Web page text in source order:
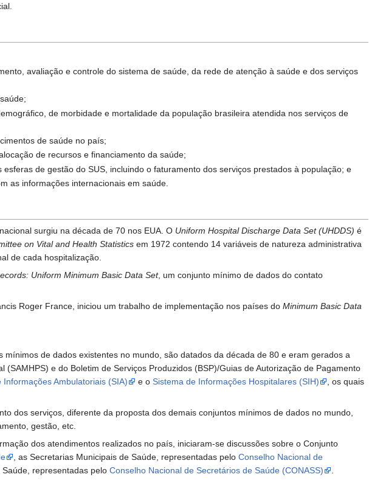
avaliação e controle do sistema de saúde, da rede de atenção à saúde e dos serviços
de morbidade e mortalidade da população brasileira atendida nos serviços de
de saúde no país;
de recursos e financiamento da saúde;
de gestão do SUS, incluindo o faturamento dos serviços prestados à população; e
as informações internacionais em saúde.
surgiu na década de 70 nos EUA. O Uniform Hospital Discharge Data Set (UHDDS) é
on Vital and Health Statistics em 1972 contendo 14 variáveis de natureza administrativa
de cada hospitalização.
Uniform Minimum Basic Data Set, um conjunto mínimo de dados do contato
Roger France, iniciou um trabalho de implementação nos países do Minimum Basic Data
de dados existentes no mundo, são datados da década de 80 e eram gerados a
e do Boletim de Serviços Produzidos (BSP)/Guias de Autorização de Pagamento
Informações Ambulatoriais (SIA) e o Sistema de Informações Hospitalares (SIH)
, os quais
dos serviços, diferente da proposta dos demais conjuntos mínimos de dados no mundo,
gestão, etc.
dos atendimentos realizados no país, iniciaram-se discussões sobre o Conjunto
, as Secretarias Municipais de Saúde, representadas pelo Conselho Nacional de
representadas pelo Conselho Nacional de Secretários de Saúde (CONASS)
.